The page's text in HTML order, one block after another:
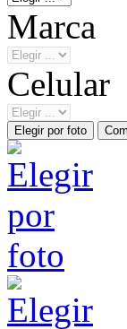
Marca
Celular